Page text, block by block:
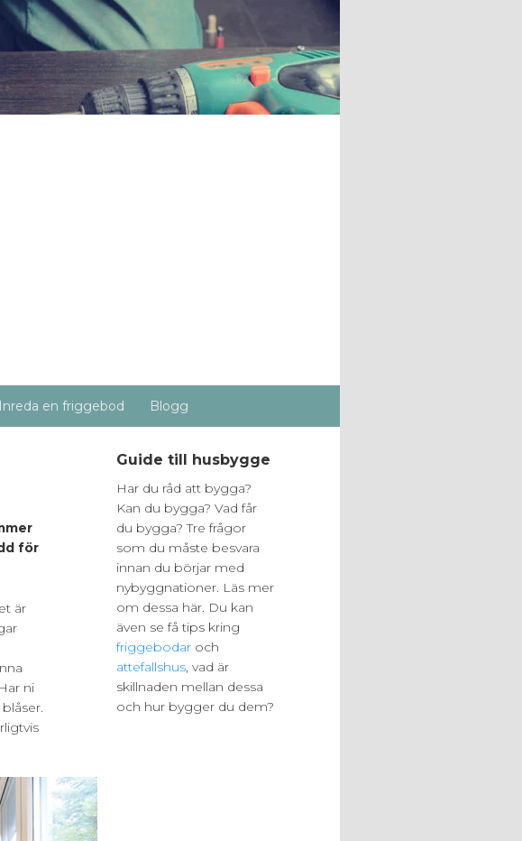
Inreda en friggebod Blogg
för
är
ni
Guide till husbygge
Har du råd att bygga?
Kan du bygga? Vad får
du bygga? Tre frågor
som du måste besvara
innan du börjar med
nybyggnationer. Läs mer
om dessa här. Du kan
även se få tips kring
friggebodar och
attefallshus, vad är
skillnaden mellan dessa
och hur bygger du dem?